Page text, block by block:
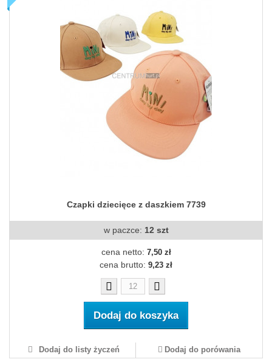
Czapki dziecięce z daszkiem 7739
w paczce: 12 szt
cena netto: 7,50 zł
cena brutto: 9,23 zł
Dodaj do koszyka
Dodaj do listy życzeń Dodaj do porówania